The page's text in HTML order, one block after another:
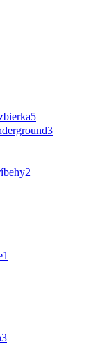
5
3
2
1
3